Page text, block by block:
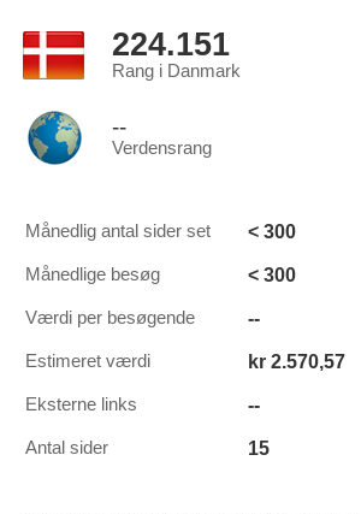
224.151
Rang i Danmark
--
Verdensrang
Månedlig antal sider set < 300
Månedlige besøg < 300
Værdi per besøgende --
Estimeret værdi kr 2.570,57
Eksterne links --
Antal sider 15